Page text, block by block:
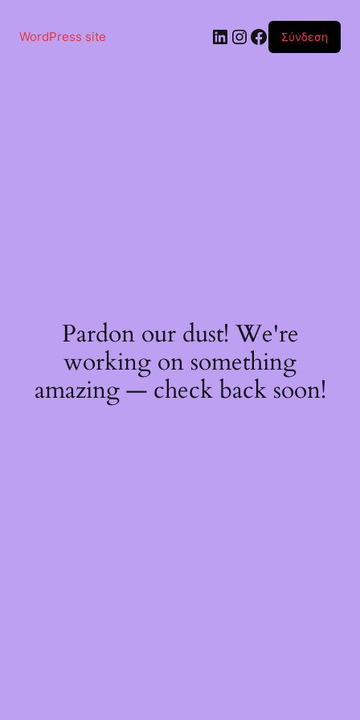
περιεχόμενο
WordPress site Linkedin
Instagram
Facebook
Σύνδεση
Pardon our dust! We're
working on something
amazing — check back soon!